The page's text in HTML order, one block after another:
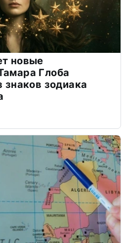
новые
Глоба
знаков зодиака